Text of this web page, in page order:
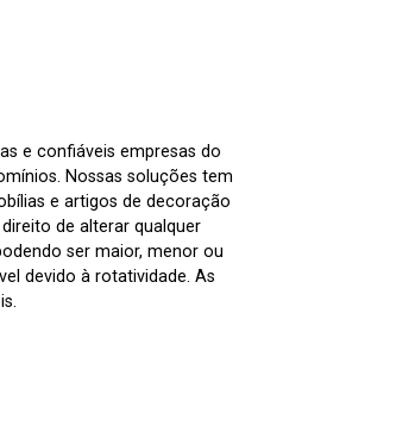
e confiáveis empresas do
Nossas soluções tem
e artigos de decoração
de alterar qualquer
ser maior, menor ou
devido à rotatividade. As